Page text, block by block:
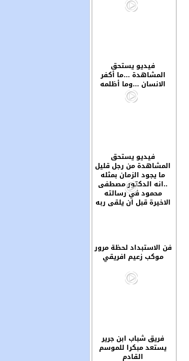
فيديو يستحق
المشاهدة …ما أكفر
الانسان …وما أظلمه
فيديو يستحق
المشاهدة من رجل قليل
ما يجود الزمان بمثله
..انه الدكتور مصطفى
محمود في رسالته
الاخيرة قبل ان يلقى ربه
فن الاستبداد لحظة مرور
موكب زعيم افريقي
فريق شباب ابن جرير
يستعد مبكرا للموسم
القادم